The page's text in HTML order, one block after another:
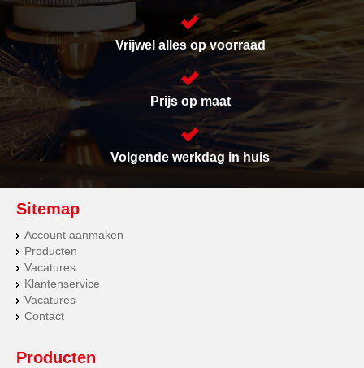
Vrijwel alles op voorraad
Prijs op maat
Volgende werkdag in huis
Sitemap
Account aanmaken
Producten
Vacatures
Klantenservice
Vacatures
Contact
Producten